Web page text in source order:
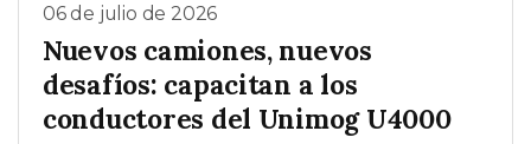
06 de julio de 2026
Nuevos camiones, nuevos
desafíos: capacitan a los
conductores del Unimog U4000